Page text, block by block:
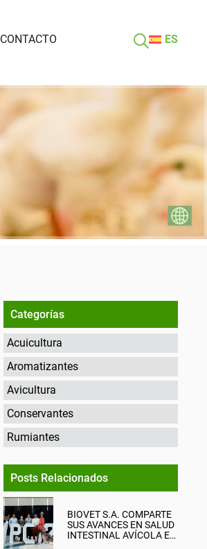
CONTACTO ES
Categorías
Acuicultura
Aromatizantes
Avicultura
Conservantes
Rumiantes
Posts Relacionados
BIOVET S.A. COMPARTE
SUS AVANCES EN SALUD
INTESTINAL AVÍCOLA EN